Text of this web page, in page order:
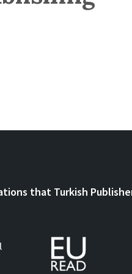
that Turkish